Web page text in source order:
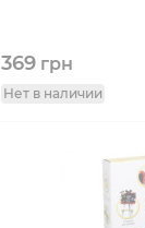
369грн
Нет в наличии